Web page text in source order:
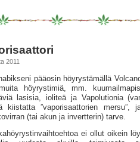
2011
pääosin höyrystämällä
höyrystimiä, mm.
lasisia, ioliteä ja Vapolutionia
kiistatta ”vapo­risaattorien mersu”,
(tai akun ja invertterin) tarve.
ei ollut oikein